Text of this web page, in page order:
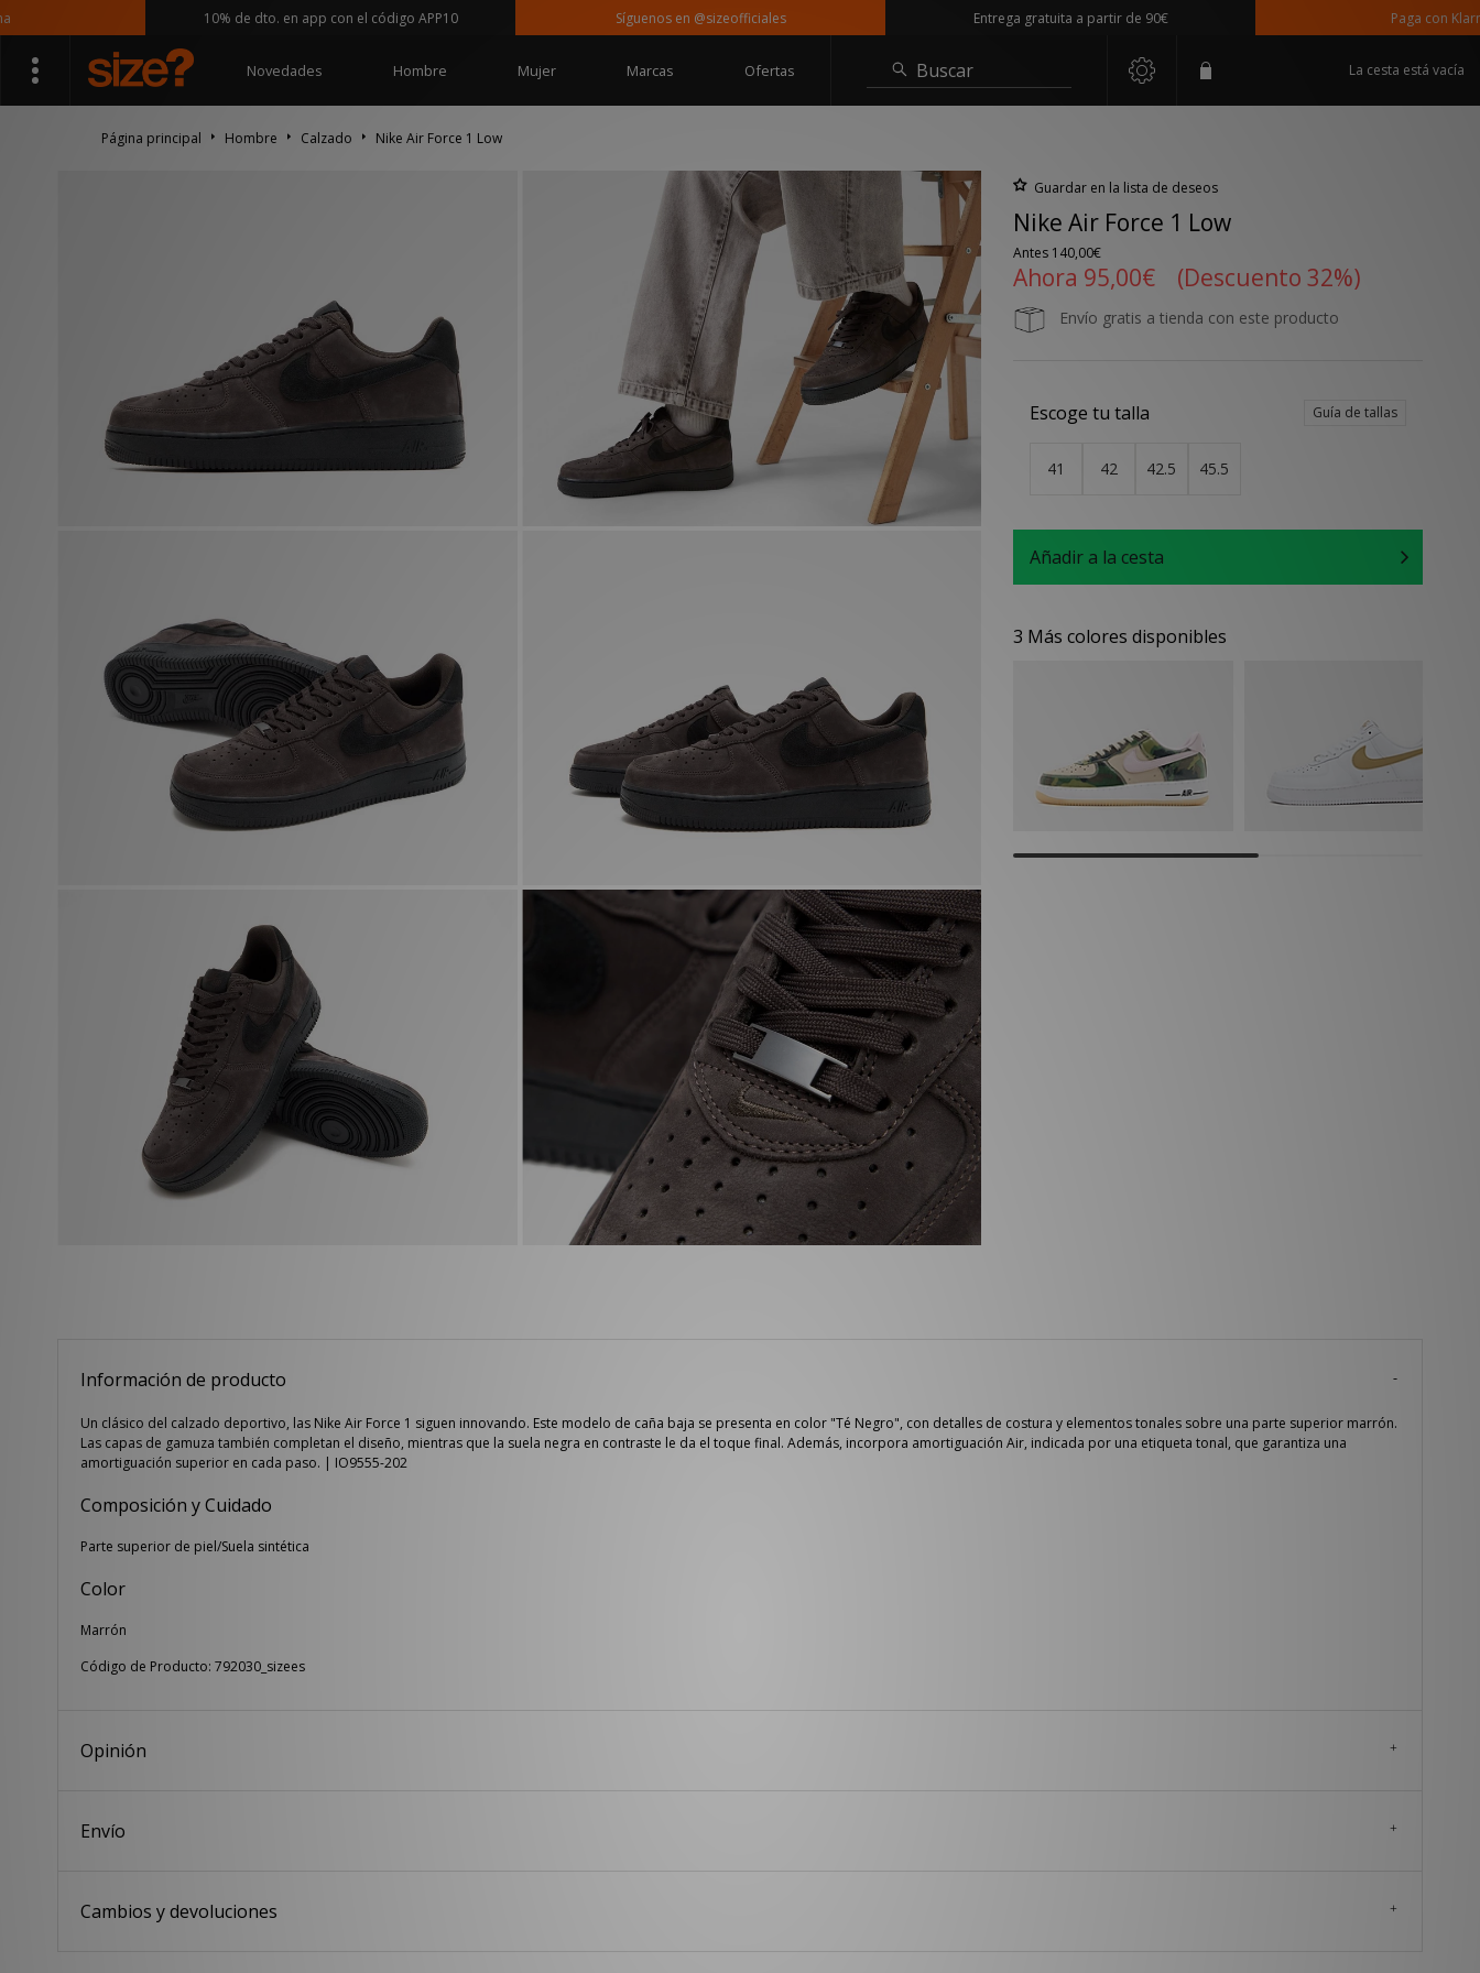
10% de dto. en app con el código APP10 Síguenos en @sizeofficiales Entrega gratuita a partir de 90€ Paga con Klarna
Novedades Hombre Mujer Marcas Ofertas Buscar La cesta está vacía
Página principal Hombre Calzado Nike Air Force 1 Low
Guardar en la lista de deseos
Nike Air Force 1 Low
Antes 140,00€
Ahora 95,00€ (Descuento 32%)
Envío gratis a tienda con este producto
Escoge tu talla Guía de tallas
41 42 42.5 45.5
Añadir a la cesta
3 Más colores disponibles
Información de producto
Un clásico del calzado deportivo, las Nike Air Force 1 siguen innovando. Este modelo de caña baja se presenta en color "Té Negro", con detalles de costura y elementos tonales sobre una parte superior marrón.
Las capas de gamuza también completan el diseño, mientras que la suela negra en contraste le da el toque final. Además, incorpora amortiguación Air, indicada por una etiqueta tonal, que garantiza una
amortiguación superior en cada paso. | IO9555-202
Composición y Cuidado
Parte superior de piel/Suela sintética
Color
Marrón
Código de Producto: 792030_sizees
Opinión
Envío
Cambios y devoluciones